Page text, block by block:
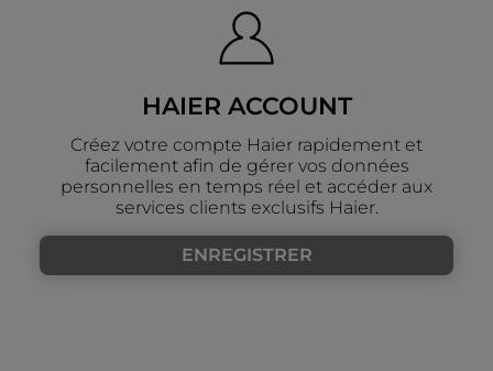
HAIER ACCOUNT
Créez votre compte Haier rapidement et
facilement afin de gérer vos données
personnelles en temps réel et accéder aux
services clients exclusifs Haier.
ENREGISTRER